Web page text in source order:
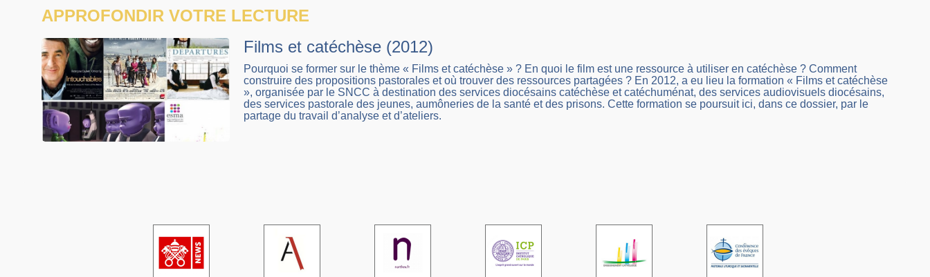
APPROFONDIR VOTRE LECTURE
Films et catéchèse (2012)
Pourquoi se former sur le thème « Films et catéchèse » ? En quoi le film est une ressource à utiliser en catéchèse ? Comment
construire des propositions pastorales et où trouver des ressources partagées ? En 2012, a eu lieu la formation « Films et catéchèse
», organisée par le SNCC à destination des services diocésains catéchèse et catéchuménat, des services audiovisuels diocésains,
des services pastorale des jeunes, aumôneries de la santé et des prisons. Cette formation se poursuit ici, dans ce dossier, par le
partage du travail d’analyse et d’ateliers.